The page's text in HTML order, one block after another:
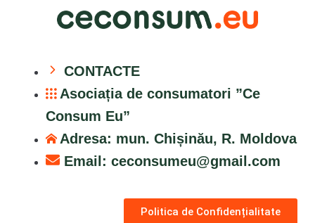
CONTACTE
Asociația de consumatori ”Ce
Consum Eu”
Adresa: mun. Chișinău, R. Moldova
Email: ceconsumeu@gmail.com
Politica de Confidențialitate